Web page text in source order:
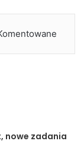
nowe zadania